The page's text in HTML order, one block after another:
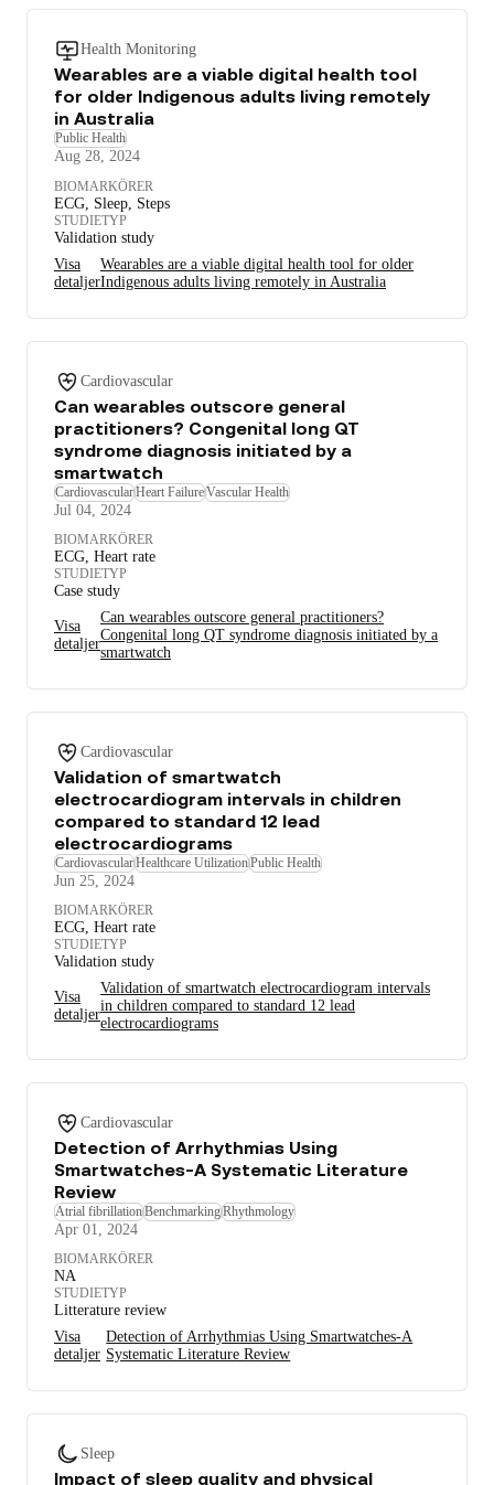
Health Monitoring
Wearables are a viable digital health tool
for older Indigenous adults living remotely
in Australia
Public Health
Aug 28, 2024
BIOMARKÖRER
ECG, Sleep, Steps
STUDIETYP
Validation study
Visa
detaljer
Wearables are a viable digital health tool for older
Indigenous adults living remotely in Australia
Cardiovascular
Can wearables outscore general
practitioners? Congenital long QT
syndrome diagnosis initiated by a
smartwatch
CardiovascularHeart FailureVascular Health
Jul 04, 2024
BIOMARKÖRER
ECG, Heart rate
STUDIETYP
Case study
Visa
detaljer
Can wearables outscore general practitioners?
Congenital long QT syndrome diagnosis initiated by a
smartwatch
Cardiovascular
Validation of smartwatch
electrocardiogram intervals in children
compared to standard 12 lead
electrocardiograms
CardiovascularHealthcare UtilizationPublic Health
Jun 25, 2024
BIOMARKÖRER
ECG, Heart rate
STUDIETYP
Validation study
Visa
detaljer
Validation of smartwatch electrocardiogram intervals
in children compared to standard 12 lead
electrocardiograms
Cardiovascular
Detection of Arrhythmias Using
Smartwatches-A Systematic Literature
Review
Atrial fibrillationBenchmarkingRhythmology
Apr 01, 2024
BIOMARKÖRER
NA
STUDIETYP
Litterature review
Visa
detaljer
Detection of Arrhythmias Using Smartwatches-A
Systematic Literature Review
Sleep
Impact of sleep quality and physical